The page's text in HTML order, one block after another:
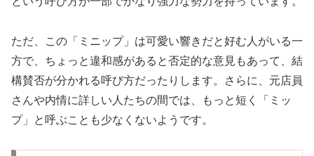
ただ、この「ミニップ」は可愛い響きだと好む人がいる一
方で、ちょっと違和感があると否定的な意見もあって、結
構賛否が分かれる呼び方だったりします。さらに、元店員
さんや内情に詳しい人たちの間では、もっと短く「ミッ
プ」と呼ぶことも少なくないようです。